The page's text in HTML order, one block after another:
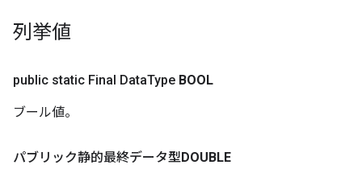
列挙値
public static Final DataType BOOL
ブール値。
パブリック静的最終データ型DOUBLE